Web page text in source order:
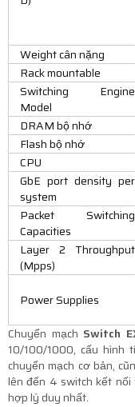
Weight cân nặng
Rack mountable
Switching Engine
Model
DRAM bộ nhớ
Flash bộ nhớ
CPU
GbE port density per
system
Packet Switching
Capacities
Layer 2 Throughput
(Mpps)
Power Supplies
Chuyển mạch Switch
10/100/1000, cấu hình
chuyển mạch cơ bản,
lên đến 4 switch kết
hợp lý duy nhất.